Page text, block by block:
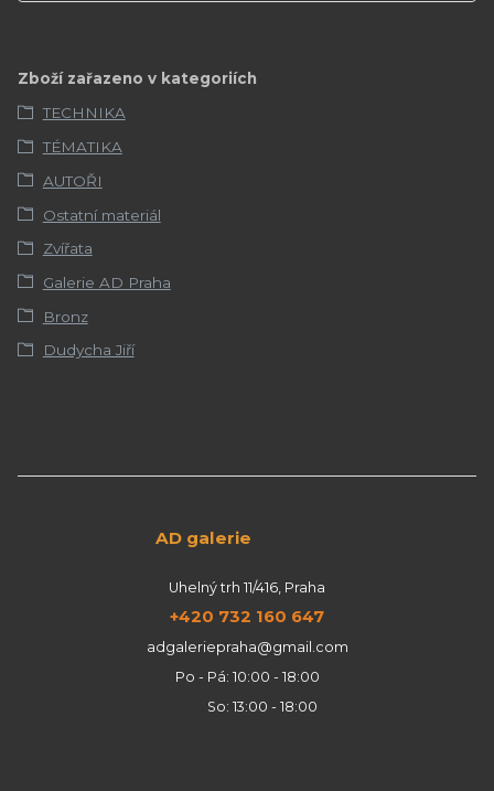
Zboží zařazeno v kategoriích
TECHNIKA
TÉMATIKA
AUTOŘI
Ostatní materiál
Zvířata
Galerie AD Praha
Bronz
Dudycha Jiří
AD galerie
Uhelný trh 11/416, Praha
+420 732 160 647
adgaleriepraha@gmail.com
Po - Pá: 10:00 - 18:00
So: 13:00 - 18:00